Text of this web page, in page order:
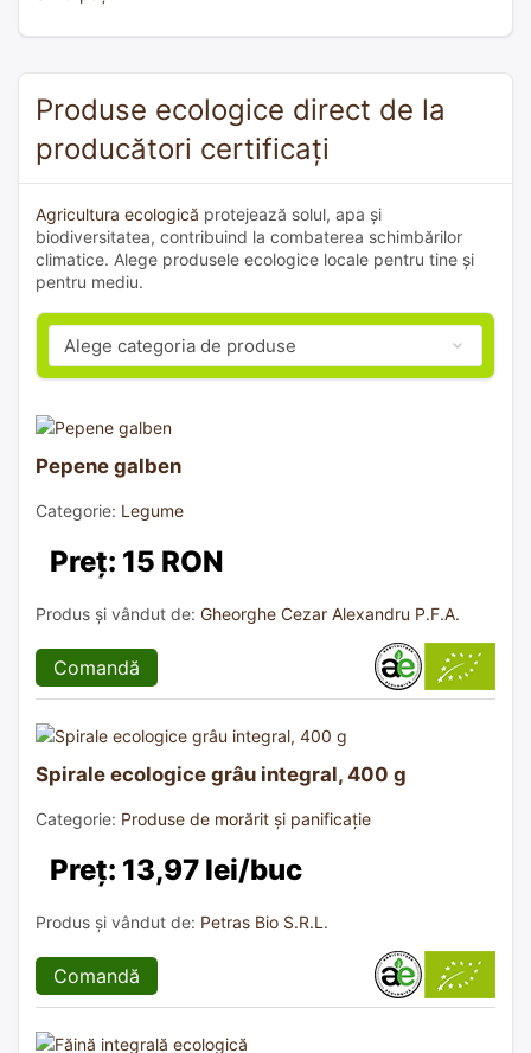
Produse ecologice direct de la
producători certificați
Agricultura ecologică protejează solul, apa și
biodiversitatea, contribuind la combaterea schimbărilor
climatice. Alege produsele ecologice locale pentru tine și
pentru mediu.
Pepene galben
Categorie: Legume
Preț: 15 RON
Produs și vândut de: Gheorghe Cezar Alexandru P.F.A.
Comandă
Spirale ecologice grâu integral, 400 g
Categorie: Produse de morărit și panificație
Preț: 13,97 lei/buc
Produs și vândut de: Petras Bio S.R.L.
Comandă